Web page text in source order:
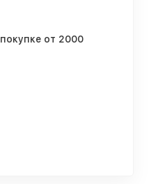
от 2000